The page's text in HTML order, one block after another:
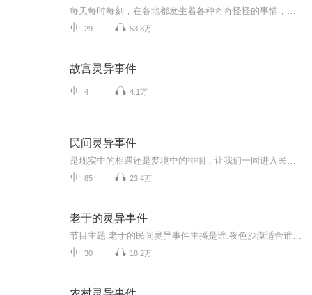
29 53.8万
故宫灵异事件
4 4.1万
民间灵异事件
85 23.4万
老于的灵异事件
30 18.2万